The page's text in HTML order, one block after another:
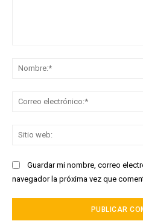
Guardar mi nombre, correo
navegador la próxima vez que